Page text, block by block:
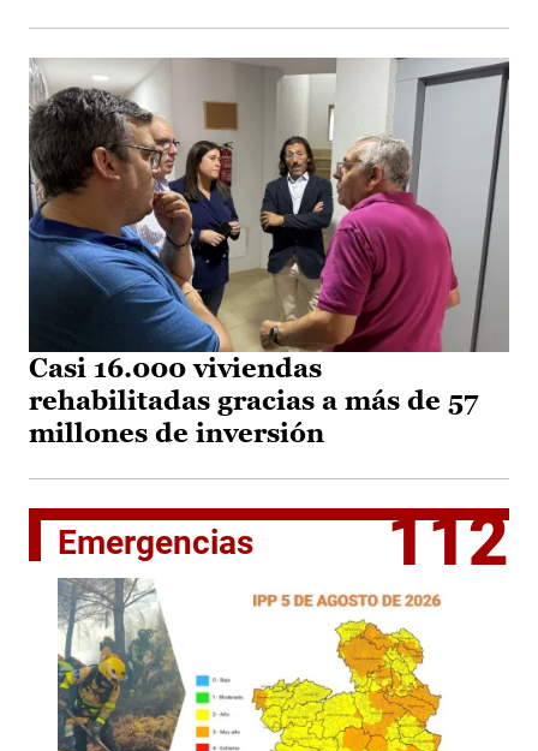
Casi 16.000 viviendas
rehabilitadas gracias a más de 57
millones de inversión
Emergencias 112